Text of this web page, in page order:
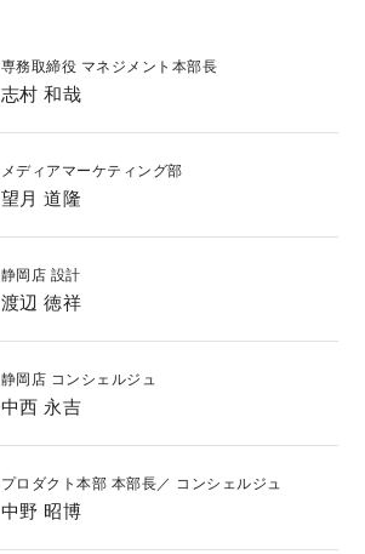
専務取締役 マネジメント本部長
志村 和哉
メディアマーケティング部
望月 道隆
静岡店 設計
渡辺 徳祥
静岡店 コンシェルジュ
中西 永吉
プロダクト本部 本部長／ コンシェルジュ
中野 昭博